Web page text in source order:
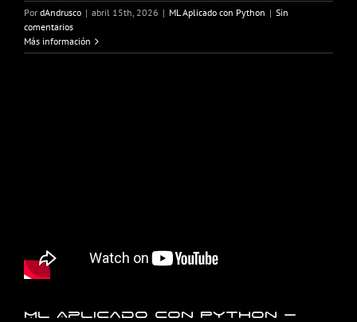
Por dAndrusco | abril 15th, 2026 | ML Aplicado con Python | Sin
comentarios
Más información
ML Aplicado con Python –